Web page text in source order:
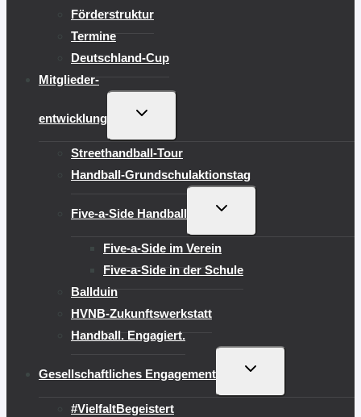
Förderstruktur
Termine
Deutschland-Cup
Mitglieder-
entwicklung
UNTERMENÜ
Streethandball-Tour
Handball-Grundschulaktionstag
Five-a-Side Handball
UNTERMENÜ
Five-a-Side im Verein
Five-a-Side in der Schule
Ballduin
HVNB-Zukunftswerkstatt
Handball. Engagiert.
Gesellschaftliches Engagement
UNTERMENÜ
#VielfaltBegeistert